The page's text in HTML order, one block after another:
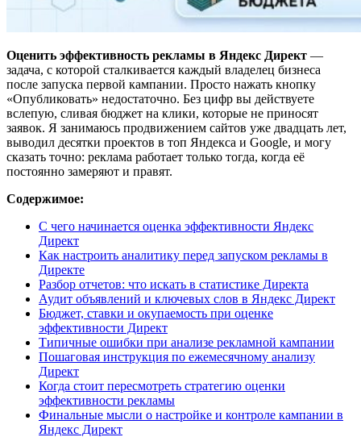
Оценить эффективность рекламы в Яндекс Директ —
задача, с которой сталкивается каждый владелец бизнеса
после запуска первой кампании. Просто нажать кнопку
«Опубликовать» недостаточно. Без цифр вы действуете
вслепую, сливая бюджет на клики, которые не приносят
заявок. Я занимаюсь продвижением сайтов уже двадцать лет,
выводил десятки проектов в топ Яндекса и Google, и могу
сказать точно: реклама работает только тогда, когда её
постоянно замеряют и правят.
Содержимое:
С чего начинается оценка эффективности Яндекс
Директ
Как настроить аналитику перед запуском рекламы в
Директе
Разбор отчетов: что искать в статистике Директа
Аудит объявлений и ключевых слов в Яндекс Директ
Бюджет, ставки и окупаемость при оценке
эффективности Директ
Типичные ошибки при анализе рекламной кампании
Пошаговая инструкция по ежемесячному анализу
Директ
Когда стоит пересмотреть стратегию оценки
эффективности рекламы
Финальные мысли о настройке и контроле кампании в
Яндекс Директ